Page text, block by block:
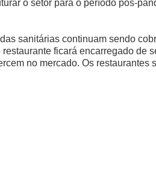
o setor para o período pós-
sanitárias continuam sendo
ficará encarregado de
no mercado. Os